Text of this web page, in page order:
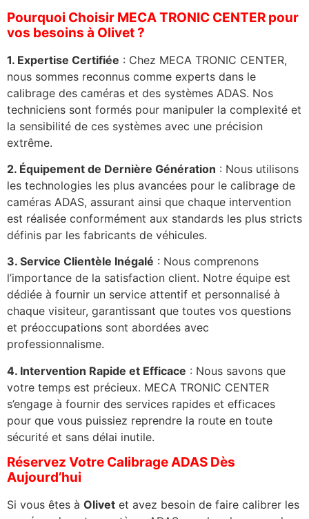
Pourquoi Choisir MECA TRONIC CENTER pour
vos besoins à Olivet ?
1. Expertise Certifiée : Chez MECA TRONIC CENTER,
nous sommes reconnus comme experts dans le
calibrage des caméras et des systèmes ADAS. Nos
techniciens sont formés pour manipuler la complexité et
la sensibilité de ces systèmes avec une précision
extrême.
2. Équipement de Dernière Génération : Nous utilisons
les technologies les plus avancées pour le calibrage de
caméras ADAS, assurant ainsi que chaque intervention
est réalisée conformément aux standards les plus stricts
définis par les fabricants de véhicules.
3. Service Clientèle Inégalé : Nous comprenons
l’importance de la satisfaction client. Notre équipe est
dédiée à fournir un service attentif et personnalisé à
chaque visiteur, garantissant que toutes vos questions
et préoccupations sont abordées avec
professionnalisme.
4. Intervention Rapide et Efficace : Nous savons que
votre temps est précieux. MECA TRONIC CENTER
s’engage à fournir des services rapides et efficaces
pour que vous puissiez reprendre la route en toute
sécurité et sans délai inutile.
Réservez Votre Calibrage ADAS Dès
Aujourd’hui
Si vous êtes à Olivet et avez besoin de faire calibrer les